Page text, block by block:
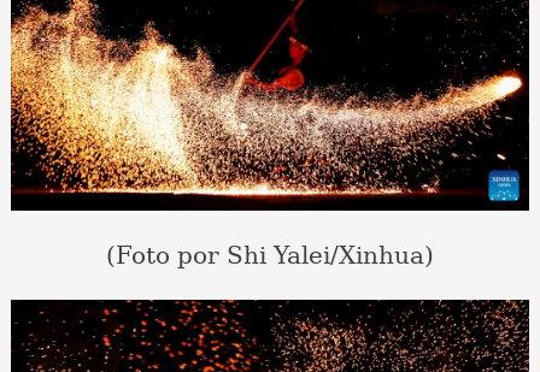
(Foto por Shi Yalei/Xinhua)